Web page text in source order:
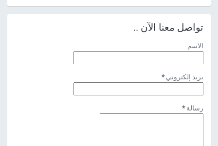
تواصل معنا الآن ..
الاسم
بريد إلكتروني*
رسالة*